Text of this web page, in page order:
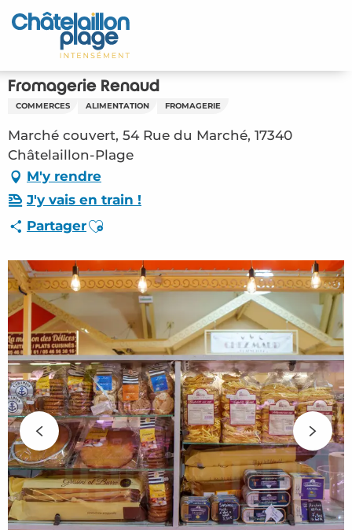
Aller
au
principal
Accueil
Découvrir
Activités
A vivre
Rendez-vous
Votre séjour
Espace Pro
Fromagerie Renaud
COMMERCES ALIMENTATION FROMAGERIE
Marché couvert, 54 Rue du Marché, 17340
Châtelaillon-Plage
M'y rendre
J'y vais en train !
PartagerAjouter aux favoris